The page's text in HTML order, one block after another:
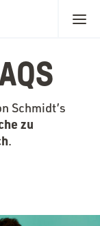
Schmidt’s
zu
.